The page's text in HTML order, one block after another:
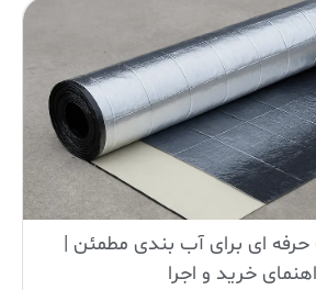
ای برای آب بندی مطمئن |
خرید و اجرا